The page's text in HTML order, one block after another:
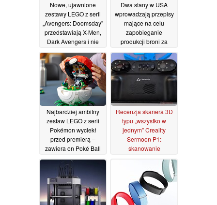
Nowe, ujawnione
zestawy LEGO z serii
„Avengers: Doomsday”
przedstawiają X-Men,
Dark Avengers i nie
tylko17/07/2026
Dwa stany w USA
wprowadzają przepisy
mające na celu
zapobieganie
produkcji broni za
pomocą drukarek 3D
12/07/2026
Najbardziej ambitny
zestaw LEGO z serii
Pokémon wyciekł
przed premierą –
zawiera on Poké Ball
składający się z 2 343
elementów, w którym
kryje się cały świat
07/07/2026
Recenzja skanera 3D
typu „wszystko w
jednym” Creality
Sermoon P1:
skanowanie
bezprzewodowe z
niezawodną precyzją
26/06/2026